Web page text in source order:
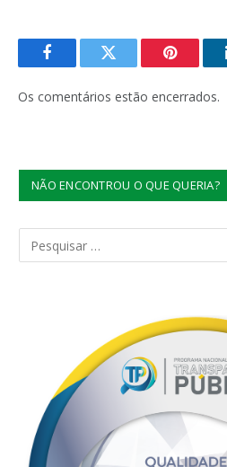
FacebookTwitter Pinterest
Os comentários estão encerrados.
NÃO ENCONTROU O QUE QUERIA?